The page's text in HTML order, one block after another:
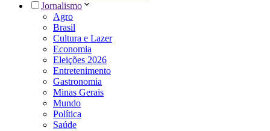
Jornalismo
Agro
Brasil
Cultura e Lazer
Economia
Eleições 2026
Entretenimento
Gastronomia
Minas Gerais
Mundo
Política
Saúde